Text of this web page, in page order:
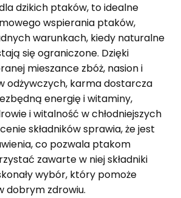
dzikich ptaków, to idealne
wspierania ptaków,
warunkach, kiedy naturalne
się ograniczone. Dzięki
mieszance zbóż, nasion i
odżywczych, karma dostarcza
energię i witaminy,
i witalność w chłodniejszych
składników sprawia, że jest
co pozwala ptakom
zawarte w niej składniki
wybór, który pomoże
dobrym zdrowiu.